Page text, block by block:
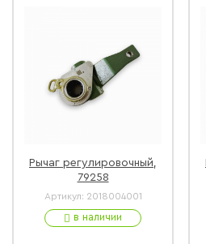
Рычаг регулировочный,
79258
Артикул: 2018004001
в наличии